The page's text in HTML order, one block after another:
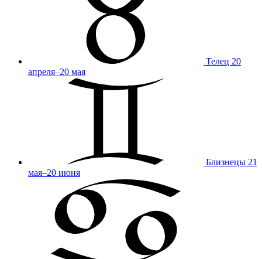
Телец 20
апреля–20 мая
Близнецы 21
мая–20 июня